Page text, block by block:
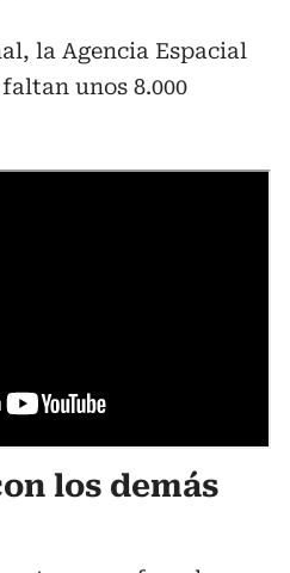
la Agencia Espacial
unos 8.000
los demás